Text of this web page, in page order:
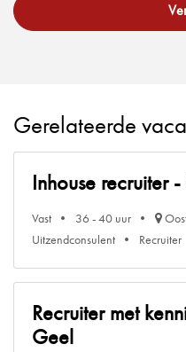
Gerelateerde
Inhouse recruiter
Vast 36 - 40 uur
Uitzendconsulent
Recruiter
Recruiter met
Geel